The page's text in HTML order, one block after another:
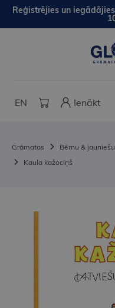
Reģistrējies un
EN Ienākt
Grāmatas Bērnu &
Kaula kažociņš